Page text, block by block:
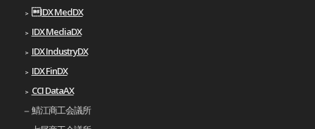
IDX MedDX
IDX MediaDX
IDX IndustryDX
IDX FinDX
CCI DataAX
鯖江商工会議所